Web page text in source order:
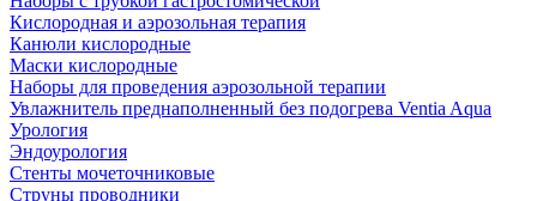
Кислородная и аэрозольная терапия
Канюли кислородные
Маски кислородные
Наборы для проведения аэрозольной терапии
Увлажнитель преднаполненный без подогрева Ventia Aqua
Урология
Эндоурология
Стенты мочеточниковые
Струны проводники